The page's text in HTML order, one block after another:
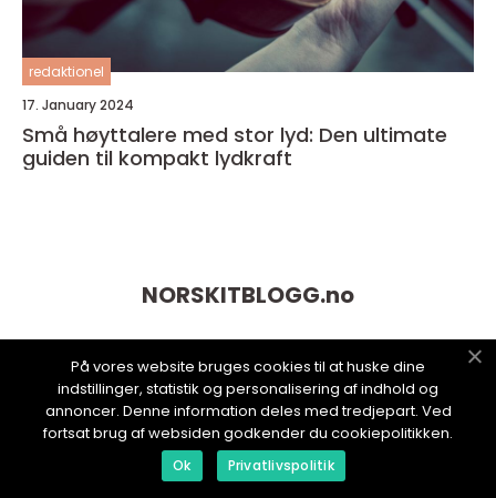
redaktionel
17. January 2024
Små høyttalere med stor lyd: Den ultimate
guiden til kompakt lydkraft
NORSKITBLOGG.no
På vores website bruges cookies til at huske dine
indstillinger, statistik og personalisering af indhold og
annoncer. Denne information deles med tredjepart. Ved
fortsat brug af websiden godkender du cookiepolitikken.
Ok Privatlivspolitik